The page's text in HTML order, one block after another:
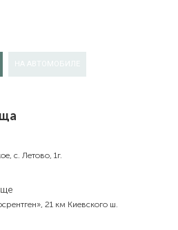
НА АВТОМОБИЛЕ
с. Летово, 1г.
21 км Киевского ш.